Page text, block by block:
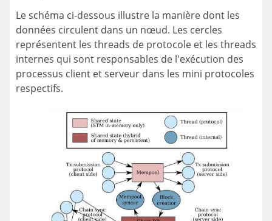
Le schéma ci-dessous illustre la manière dont les
données circulent dans un nœud. Les cercles
représentent les threads de protocole et les threads
internes qui sont responsables de l'exécution des
processus client et serveur dans les mini protocoles
respectifs.